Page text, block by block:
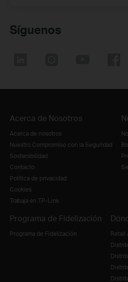
Síguenos
Acerca de Nosotros
Acerca de nosotros
Nuestro Compromiso con la Seguridad
Sostenibilidad
Contacto
Política de privacidad
Cookies
Trabaja en TP-Link
Programa de Fidelización
Programa de Fidelización
Retail